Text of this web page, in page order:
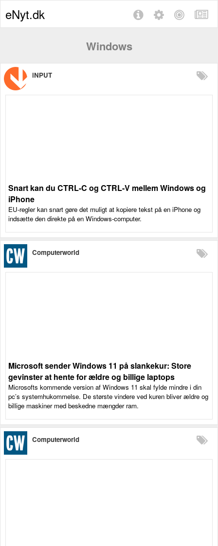
eNyt.dk
Windows
iNPUT
Snart kan du CTRL-C og CTRL-V mellem Windows og
iPhone
EU-regler kan snart gøre det muligt at kopiere tekst på en iPhone og
indsætte den direkte på en Windows-computer.
Computerworld
Microsoft sender Windows 11 på slankekur: Store
gevinster at hente for ældre og billige laptops
Microsofts kommende version af Windows 11 skal fylde mindre i din
pc’s systemhukommelse. De største vindere ved kuren bliver ældre og
billige maskiner med beskedne mængder ram.
Computerworld